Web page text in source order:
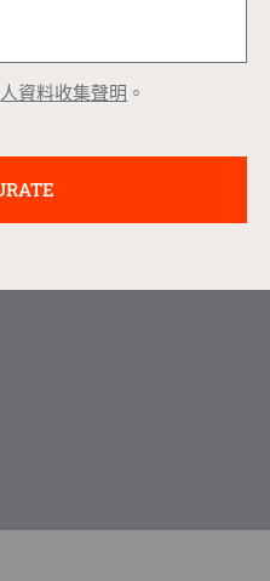
人資料收集聲明 。